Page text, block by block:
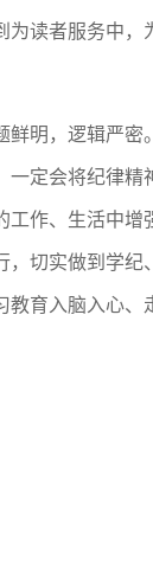
为读者服务中，
鲜明，逻辑严密。
一定会将纪律精
工作、 生活中增
，切实做到学纪
教育 入脑入心、